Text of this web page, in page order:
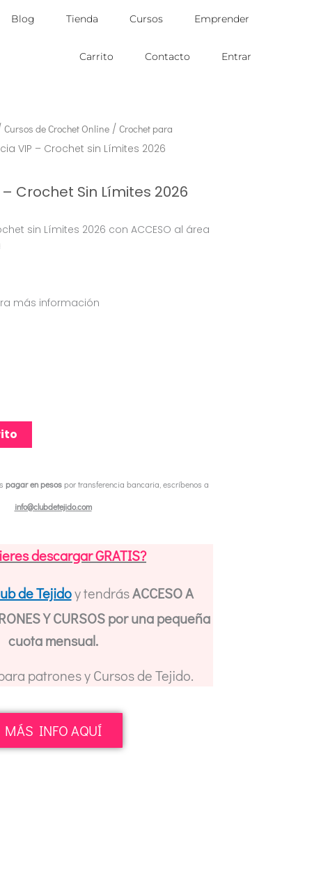
Blog Tienda Cursos Emprender
Carrito Contacto Entrar
Cursos de Crochet Online / Crochet para
VIP – Crochet sin Límites 2026
Crochet Sin Límites 2026
sin Límites 2026 con ACCESO al área
más información
pagar en pesospor transferencia bancaria, escríbenos a
info@clubdetejido.com
descargar GRATIS?
de Tejidoy tendrásACCESO A
Y CURSOS por una pequeña
cuota mensual.
patrones y Cursos de Tejido.
MÁS INFO AQUÍ